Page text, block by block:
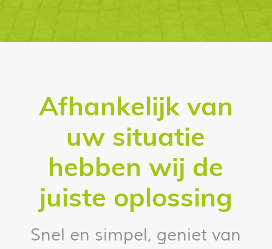
Afhankelijk van
uw situatie
hebben wij de
juiste oplossing
Snel en simpel, geniet van